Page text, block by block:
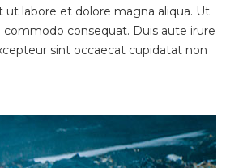
labore et dolore magna aliqua. Ut
consequat. Duis aute irure
sint occaecat cupidatat non